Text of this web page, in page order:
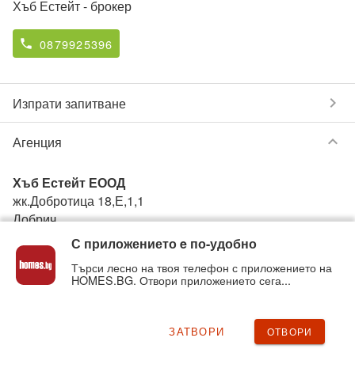
Хъб Естейт- брокер
phone 0879925396
Изпрати запитване chevron_right
Агенция keyboard_arrow_down
Хъб Естейт ЕООД
жк.Добротица 18,Е,1,1
Добрич
phone 0877199580
Вижте всички обяви отХъб Естейт ЕООДв homes.bg
chevron_right
С приложението e по-удобно
Търси лесно на твоя телефон с приложението на
HOMES.BG. Отвори приложението сега...
ЗАТВОРИ ОТВОРИ